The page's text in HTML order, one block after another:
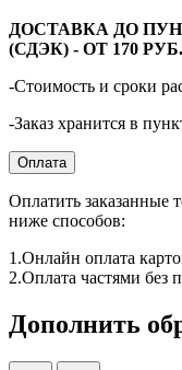
ДОСТАВКА ДО
(СДЭК) - ОТ 170 РУБ.
-Стоимость и сроки
-Заказ хранится в
Оплата
Оплатить заказанные
ниже способов:
1.Онлайн оплата
2.Оплата частями без
Дополнить